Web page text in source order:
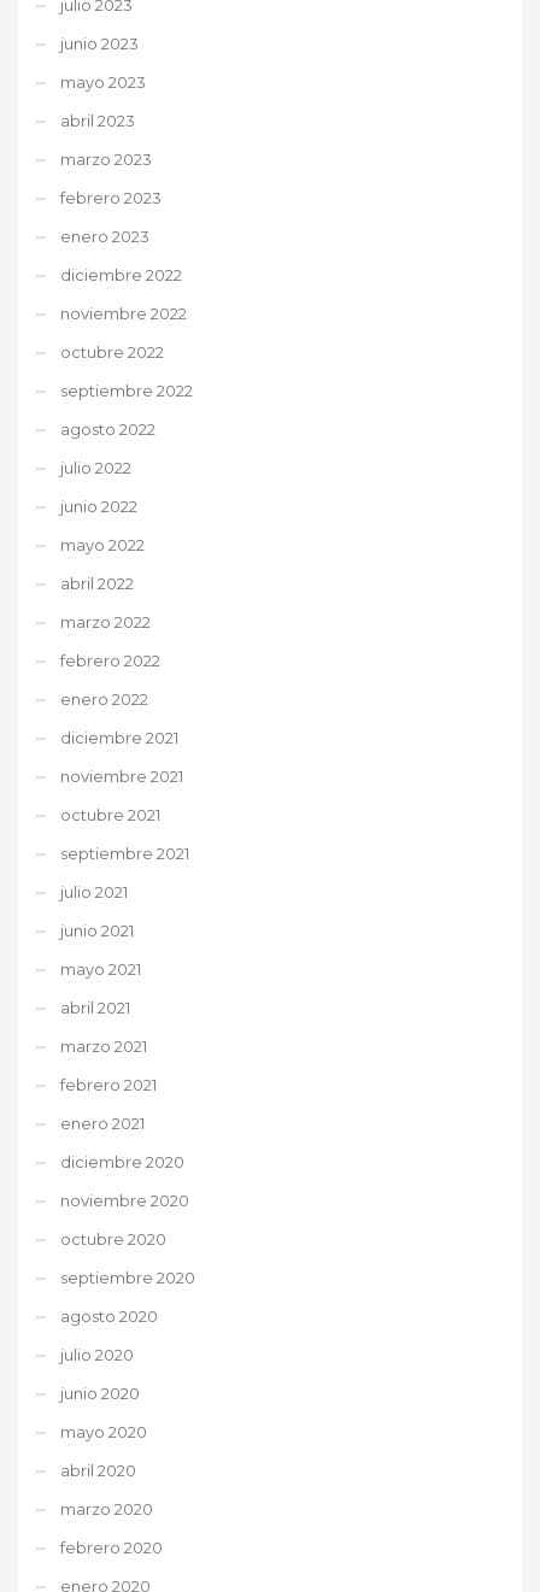
julio 2023
junio 2023
mayo 2023
abril 2023
marzo 2023
febrero 2023
enero 2023
diciembre 2022
noviembre 2022
octubre 2022
septiembre 2022
agosto 2022
julio 2022
junio 2022
mayo 2022
abril 2022
marzo 2022
febrero 2022
enero 2022
diciembre 2021
noviembre 2021
octubre 2021
septiembre 2021
julio 2021
junio 2021
mayo 2021
abril 2021
marzo 2021
febrero 2021
enero 2021
diciembre 2020
noviembre 2020
octubre 2020
septiembre 2020
agosto 2020
julio 2020
junio 2020
mayo 2020
abril 2020
marzo 2020
febrero 2020
enero 2020